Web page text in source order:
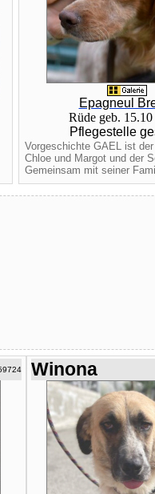
Epagneul
Rüde geb.
Pflegestelle
Vorgeschichte GAEL ist
Chloe und Margot und der
Gemeinsam mit seiner
Winona